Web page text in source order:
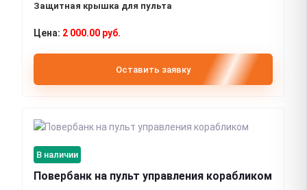
Защитная крышка для пульта
2 000.00 руб.
Оставить заявку
В наличии
Повербанк на пульт управления корабликом